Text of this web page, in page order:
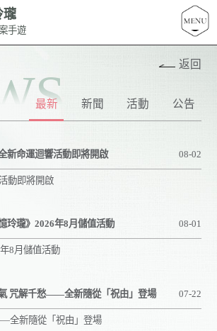
瓏
手遊
返回
最新 新聞 活動 公告
08-02
新命運迴響活動即將開啟
動即將開啟
08-01
玲瓏》2026年8月儲值活動
8月儲值活動
07-22
咒解千愁——全新隨從「祝由」登場
全新隨從「祝由」登場